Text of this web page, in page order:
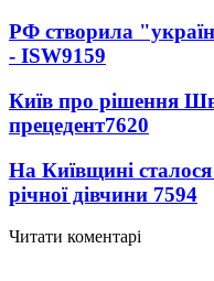
РФ створила
- ISW9159
Київ про рішення
прецедент7620
На Київщині
річної дівчини 7594
Читати коментарі